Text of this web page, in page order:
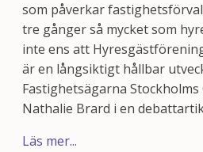
som påverkar
tre gånger så mycket som
inte ens att
är en långsiktigt hållbar
Fastighetsägarna
Nathalie Brard i en
Läs mer...